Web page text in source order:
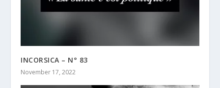
INCORSICA – N° 83
November 17, 2022